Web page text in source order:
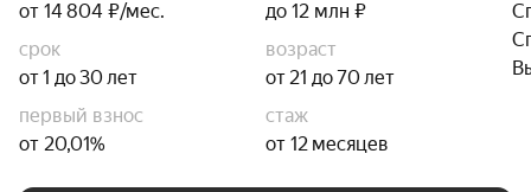
от 14 804 ₽/мес.
до 12 млн ₽
срок
от 1 до 30 лет
возраст
от 21 до 70 лет
первый взнос
от 20,01%
стаж
от 12 месяцев